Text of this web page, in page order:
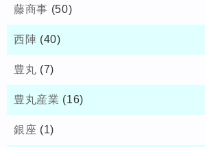
藤商事 (50)
西陣 (40)
豊丸 (7)
豊丸産業 (16)
銀座 (1)